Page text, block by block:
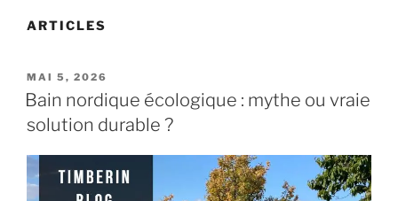
ARTICLES
PUBLIÉ
LE
MAI 5, 2026
Bain nordique écologique : mythe ou vraie
solution durable ?